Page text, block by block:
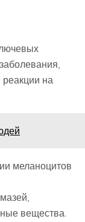
реакции на
меланоцитов
вещества.